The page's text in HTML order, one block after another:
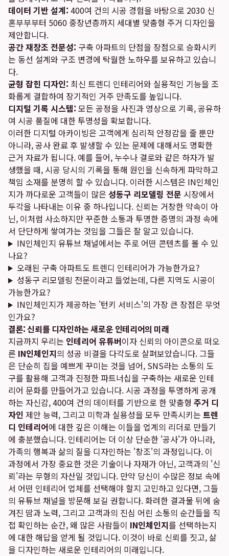
데이터 기반 설계: 400여 건의 시공 경험을 바탕으로 2030 신
혼부부부터 5060 중장년층까지 세대별 맞춤형 주거 디자인을
제안합니다.
공간 재창조 전문성: 구축 아파트의 단점을 장점으로 승화시키
는 동선 설계와 구조 변경에 탁월한 노하우를 보유하고 있습니
다.
균형 잡힌 디자인: 최신 트렌디 인테리어와 실용적인 기능을 조
화롭게 결합하여 장기적인 거주 만족도를 높입니다.
디지털 기록 시스템: 모든 공정을 사진과 영상으로 기록, 공유하
여 시공 품질에 대한 투명성을 확보합니다.
이러한 디지털 아카이빙은 고객에게 심리적 안정감을 줄 뿐만
아니라, 공사 완료 후 발생할 수 있는 문제에 대해서도 명확한
근거 자료가 됩니다. 예를 들어, 누수나 결로와 같은 하자가 발
생했을 때, 시공 당시의 기록을 통해 원인을 신속하게 파악하고
책임 소재를 분명히 할 수 있습니다. 이러한 시스템은 IN인체인
지가 까다로운 고객들이 많은 성동구 리모델링 전문 시장에서
두각을 나타내는 이유 중 하나입니다. 신뢰는 거창한 약속이 아
닌, 이처럼 사소하지만 꾸준한 소통과 투명한 증명의 과정 속에
서 단단하게 쌓여가는 것임을 그들은 잘 알고 있습니다.
IN인체인지 유튜브 채널에서는 주로 어떤 콘텐츠를 볼 수 있
나요?
오래된 구축 아파트도 트렌디 인테리어가 가능한가요?
성동구 리모델링 전문이라고 들었는데, 다른 지역도 시공이
가능한가요?
IN인체인지가 제공하는 '턴키 서비스'의 가장 큰 장점은 무엇
인가요?
결론: 신뢰를 디자인하는 새로운 인테리어의 미래
지금까지 우리는 인테리어 유튜버이자 신뢰의 아이콘으로 떠오
른 IN인체인지의 성공 비결을 다각도로 살펴보았습니다. 그들
은 단순히 집을 예쁘게 꾸미는 것을 넘어, SNS라는 소통의 도
구를 활용해 고객과 진정한 파트너십을 구축하는 새로운 인테
리어 문화를 만들어가고 있습니다. 시공 과정을 투명하게 공개
하는 자신감, 400여 건의 데이터를 기반으로 한 맞춤형 주거 디
자인 제안 능력, 그리고 미학과 실용성을 모두 만족시키는 트렌
디 인테리어에 대한 깊은 이해는 이들을 업계의 리더로 만들기
에 충분했습니다. 인테리어는 더 이상 단순한 '공사'가 아니라,
가족의 행복과 삶의 질을 디자인하는 '창조'의 과정입니다. 이
과정에서 가장 중요한 것은 기술이나 자재가 아닌, 고객과의 '신
뢰'라는 무형의 자산일 것입니다. 만약 당신이 수많은 정보 속에
서 어떤 인테리어 업체를 선택해야 할지 고민하고 있다면, 그들
의 유튜브 채널을 방문해 보길 권합니다. 화려한 결과물 뒤에 숨
겨진 땀과 노력, 그리고 고객과의 진심 어린 소통의 순간들을 직
접 확인하는 순간, 왜 많은 사람들이 IN인체인지를 선택하는지
에 대한 해답을 얻게 될 것입니다. 이것이 바로 신뢰를 짓고, 삶
을 디자인하는 새로운 인테리어의 미래입니다.